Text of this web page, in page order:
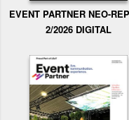
EVENT PARTNER NEO-
2/2026 DIGITAL